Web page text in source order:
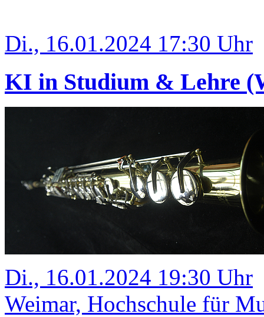
Di., 16.01.2024 17:30 Uhr
KI in Studium & Lehre
Di., 16.01.2024 19:30 Uhr
Weimar, Hochschule für